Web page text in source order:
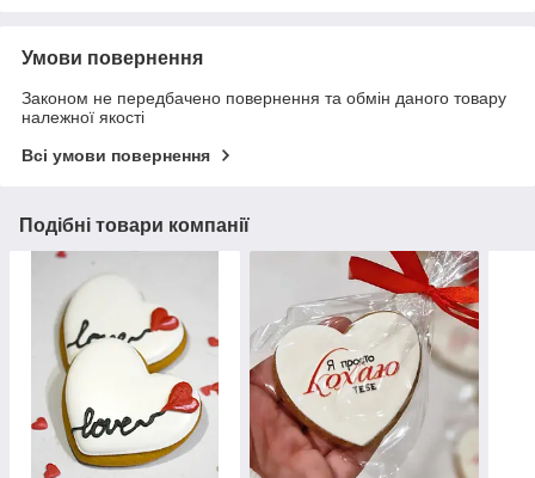
Умови повернення
Законом не передбачено повернення та обмін даного товару
належної якості
Всі умови повернення
Подібні товари компанії